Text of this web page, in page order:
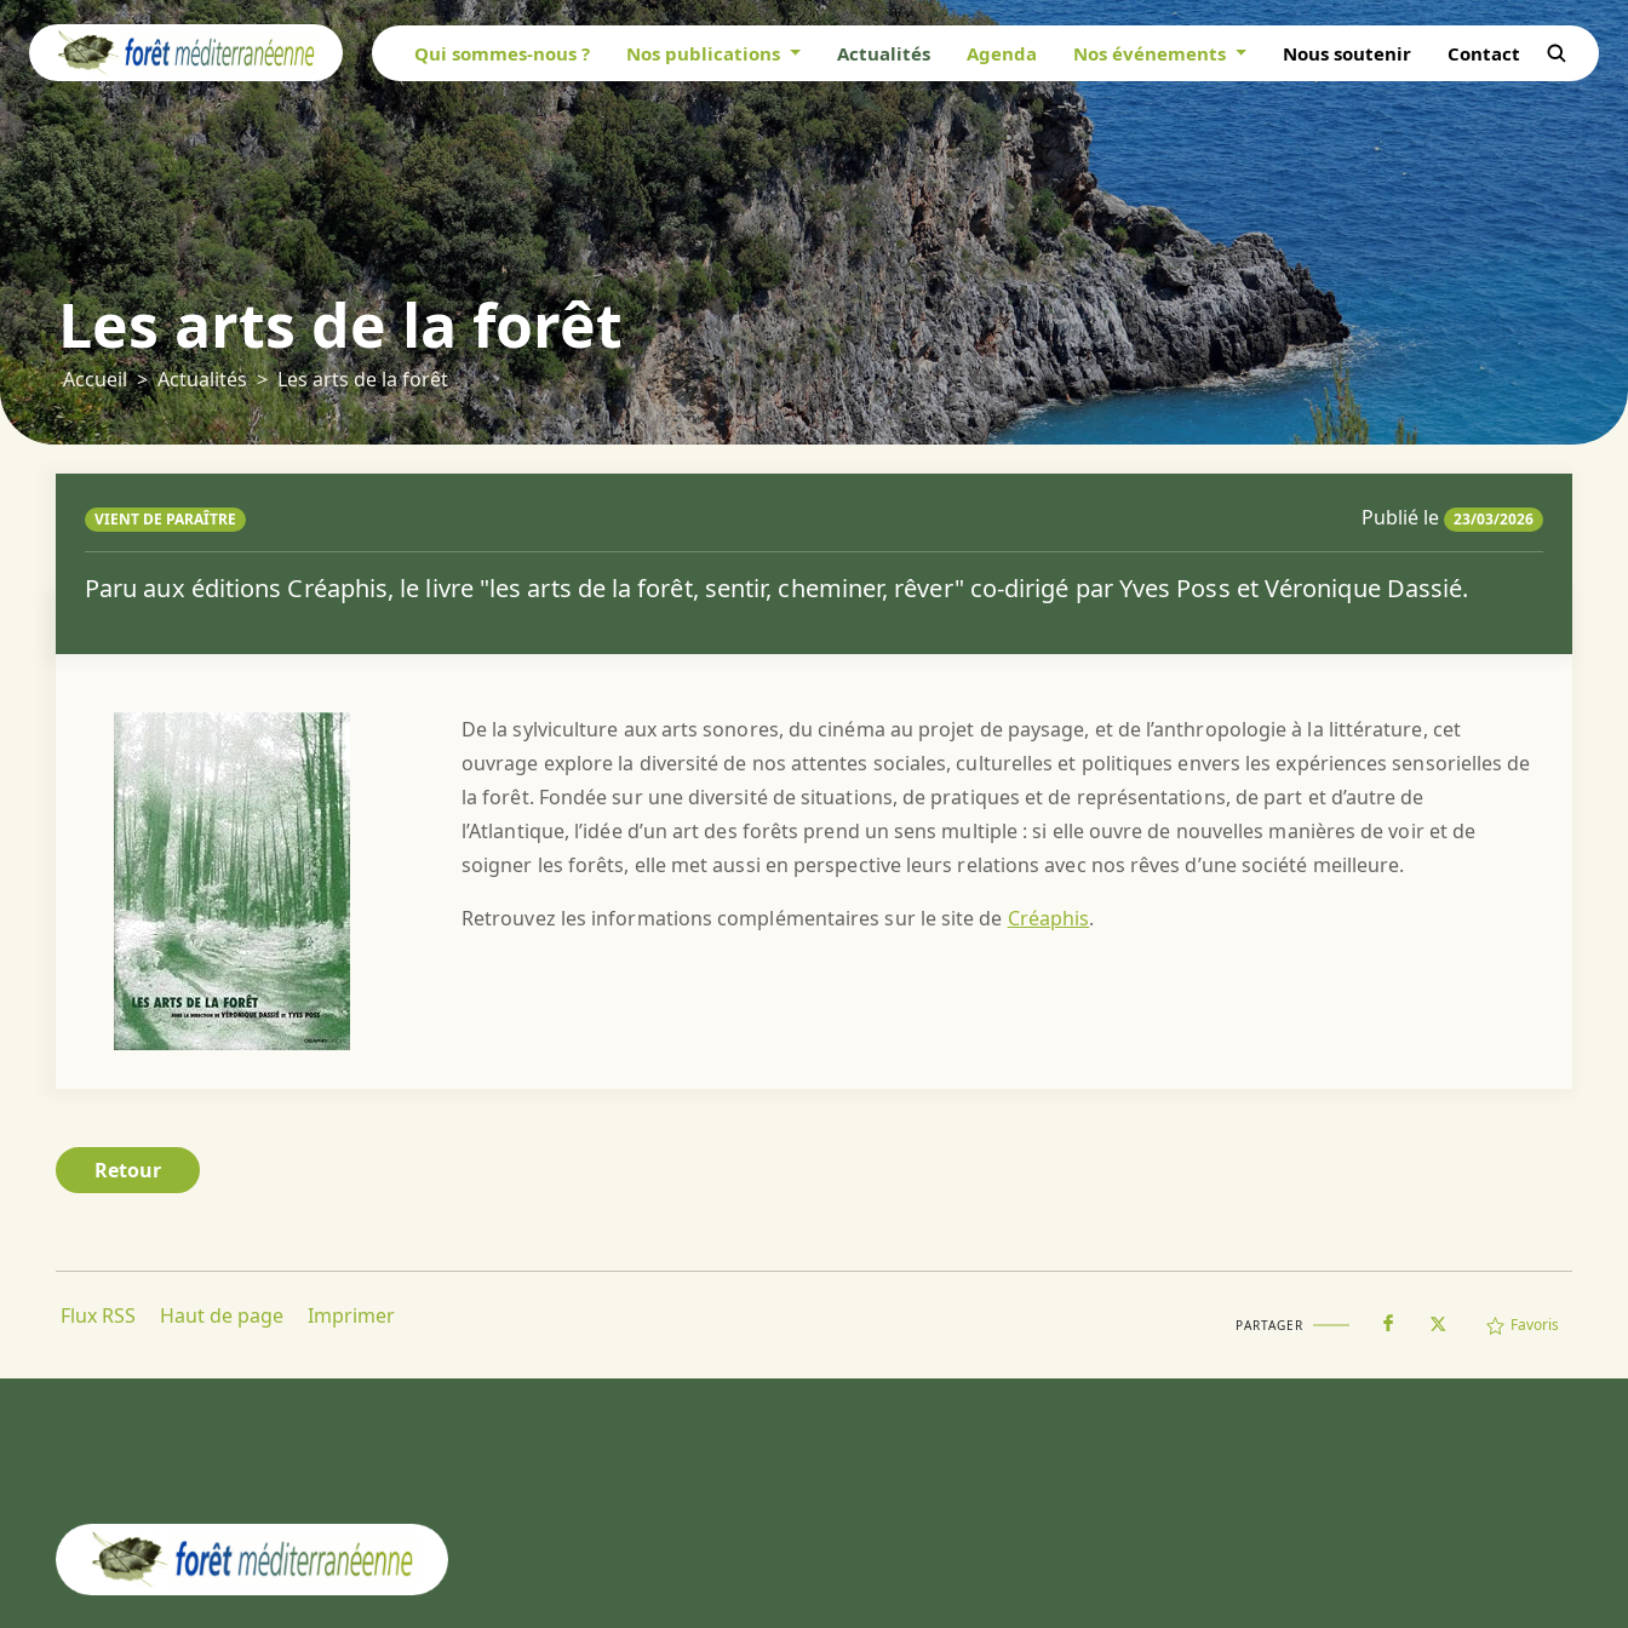
Qui sommes-nous ? Nos publications Actualités Agenda Nos événements Nous soutenir Contact
Les arts de la forêt
Accueil Actualités Les arts de la forêt
VIENT DE PARAÎTRE Publié le 23/03/2026
Paru aux éditions Créaphis, le livre "les arts de la forêt, sentir, cheminer, rêver" co-dirigé par Yves Poss et Véronique Dassié.
De la sylviculture aux arts sonores, du cinéma au projet de paysage, et de l’anthropologie à la littérature, cet
ouvrage explore la diversité de nos attentes sociales, culturelles et politiques envers les expériences sensorielles de
la forêt. Fondée sur une diversité de situations, de pratiques et de représentations, de part et d’autre de
l’Atlantique, l’idée d’un art des forêts prend un sens multiple : si elle ouvre de nouvelles manières de voir et de
soigner les forêts, elle met aussi en perspective leurs relations avec nos rêves d’une société meilleure.
Retrouvez les informations complémentaires sur le site de Créaphis.
Retour
Flux RSS Haut de page Imprimer PARTAGER Favoris
Panneau de gestion des cookies